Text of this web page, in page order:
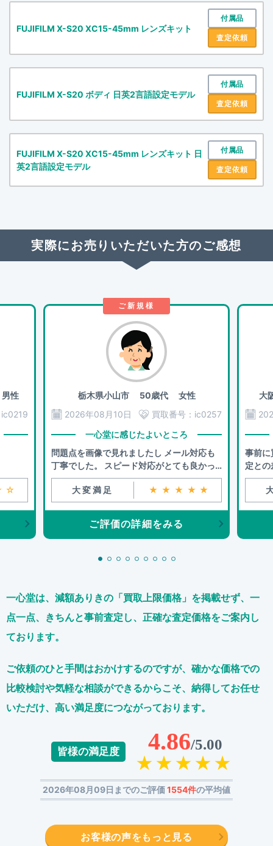
FUJIFILM X-S20 XC15-45mm レンズキット
付属品
査定依頼
FUJIFILM X-S20 ボディ 日英2言語設定モデル
付属品
査定依頼
FUJIFILM X-S20 XC15-45mm レンズキット 日
英2言語設定モデル
付属品
査定依頼
実際にお売りいただいた方のご感想
性
ic0219
ご新規様
栃木県小山市50歳代 女性
2026年08月10日
買取番号： ic0257
一心堂に感じたよいところ
問題点を画像で見れましたし メール対応も
丁寧でした。 スピード対応がとても良かっ
たです。
大変満足
★★★★★
ご評価の詳細をみる
大
事前に
定と
一心堂は、減額ありきの「買取上限価格」を掲載せず、 一
点一点、きちんと事前査定し、正確な査定価格をご案内し
ております。
ご依頼のひと手間はおかけするのですが、 確かな価格での
比較検討や気軽な相談ができるからこそ、 納得してお任せ
いただけ、高い満足度につながっております。
皆様の満足度 4.86/5.00
2026年08月09日までのご評価1554件の平均値
お客様の声をもっと見る